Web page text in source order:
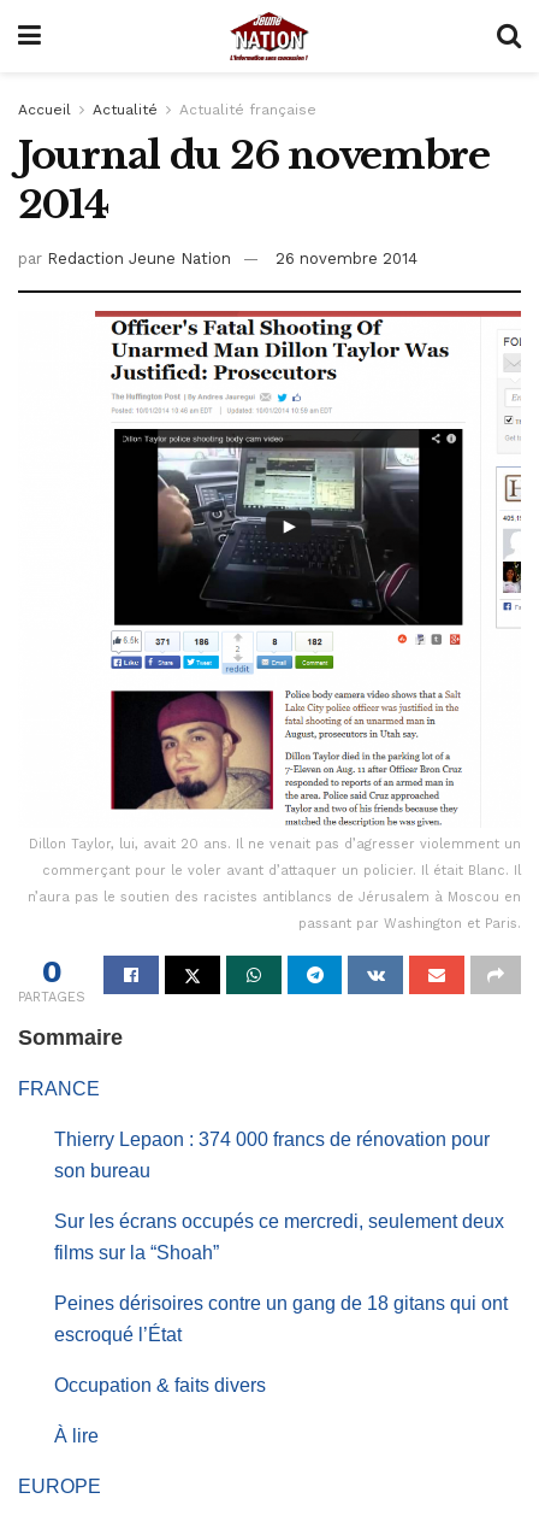
Accueil Actualité Actualité française
Journal du 26 novembre
2014
par Redaction Jeune Nation 26 novembre 2014
Dillon Taylor, lui, avait 20 ans. Il ne venait pas d’agresser violemment un
commerçant pour le voler avant d’attaquer un policier. Il était Blanc. Il
n’aura pas le soutien des racistes antiblancs de Jérusalem à Moscou en
passant par Washington et Paris.
0
PARTAGES
Sommaire
FRANCE
Thierry Lepaon : 374 000 francs de rénovation pour
son bureau
Sur les écrans occupés ce mercredi, seulement deux
films sur la “Shoah”
Peines dérisoires contre un gang de 18 gitans qui ont
escroqué l’État
Occupation & faits divers
À lire
EUROPE